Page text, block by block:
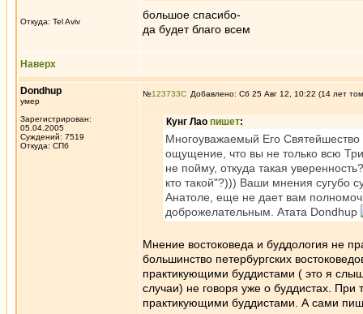
Откуда: Tel Aviv
большое спасибо-
да будет благо всем
Наверх
Dondhup
умер
Зарегистрирован:
05.04.2005
Суждений: 7519
Откуда: СПб
№123733 Добавлено: Сб 25 Авг 12, 10:22 (14 лет
Кунг Лао пишет:
Многоуважаемый Его
ощущение, что вы не только всю
не пойму, откуда такая
кто такой"?))) Ваши мнения сугубо
Анатоле, еще не дает вам
доброжелательным. Атата Dondhup
Мнение востоковеда и буддология не
большинство петербургских
практикующими буддистами ( это я
случаи) не говоря уже о буддистах.
практикующими буддистами. А сами